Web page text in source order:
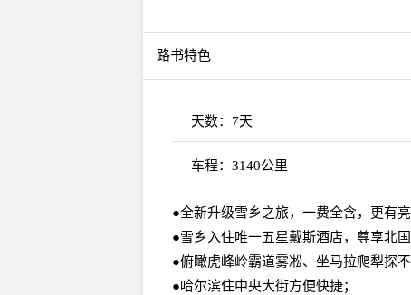
路书特色
天数： 7天
车程：3140公里
●全新升级雪乡之旅，一费全含，更有亮
●雪乡入住唯一五星戴斯酒店，尊享北
●俯瞰虎峰岭霸道雾凇、坐马拉爬犁探
●哈尔滨住中央大街方便快捷；